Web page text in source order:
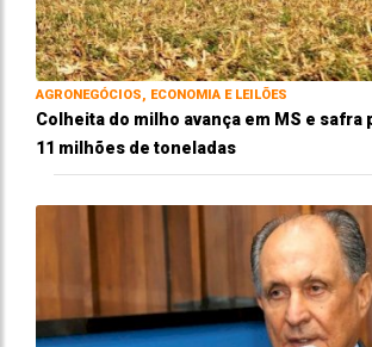
AGRONEGÓCIOS, ECONOMIA E LEILÕES
Colheita do milho avança em MS e safra
11 milhões de toneladas